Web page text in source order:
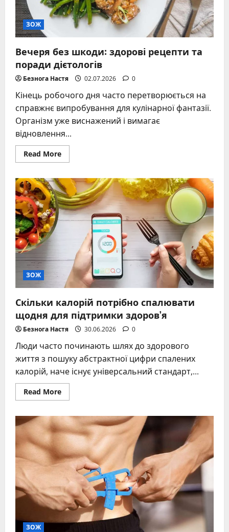
ЗОЖ
Вечеря без шкоди: здорові рецепти та
поради дієтологів
Безнога Настя 02.07.2026 0
Кінець робочого дня часто перетворюється на
справжнє випробування для кулінарної фантазії.
Організм уже виснажений і вимагає
відновлення...
Read MoreRead
more
без
шкоди:
здорові
рецепти
та
поради
дієтологів
ЗОЖ
Скільки калорій потрібно спалювати
щодня для підтримки здоров’я
Безнога Настя 30.06.2026 0
Люди часто починають шлях до здорового
життя з пошуку абстрактної цифри спалених
калорій, наче існує універсальний стандарт,...
Read MoreRead
more
калорій
потрібно
спалювати
щодня
для
підтримки
здоров’я
ЗОЖ